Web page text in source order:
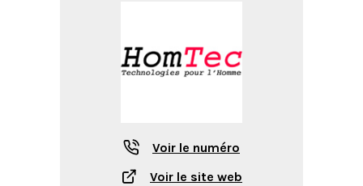
Voir le numéro
Voir le site web